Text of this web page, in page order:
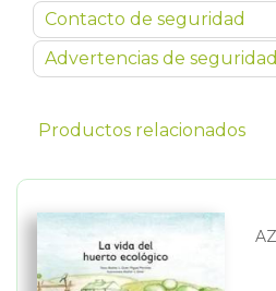
Contacto de seguridad
Advertencias de seguridad
Productos relacionados